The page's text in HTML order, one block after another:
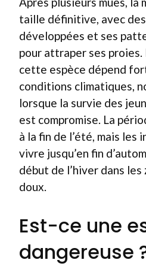
taille définitive, avec
développées et ses
pour attraper ses proies.
cette espèce dépend
conditions climatiques,
lorsque la survie des
est compromise. La
à la fin de l’été, mais les
vivre jusqu’en fin
début de l’hiver dans les
doux.
Est-ce une
dangereuse